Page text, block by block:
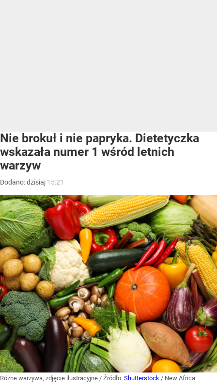
Nie brokuł i nie papryka. Dietetyczka
wskazała numer 1 wśród letnich
warzyw
Dodano:dzisiaj 15:21
Różne warzywa, zdjęcie ilustracyjne / Źródło: Shutterstock / New Africa